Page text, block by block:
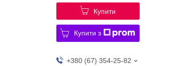
Купити
Купити з
+380 (67) 354-25-82